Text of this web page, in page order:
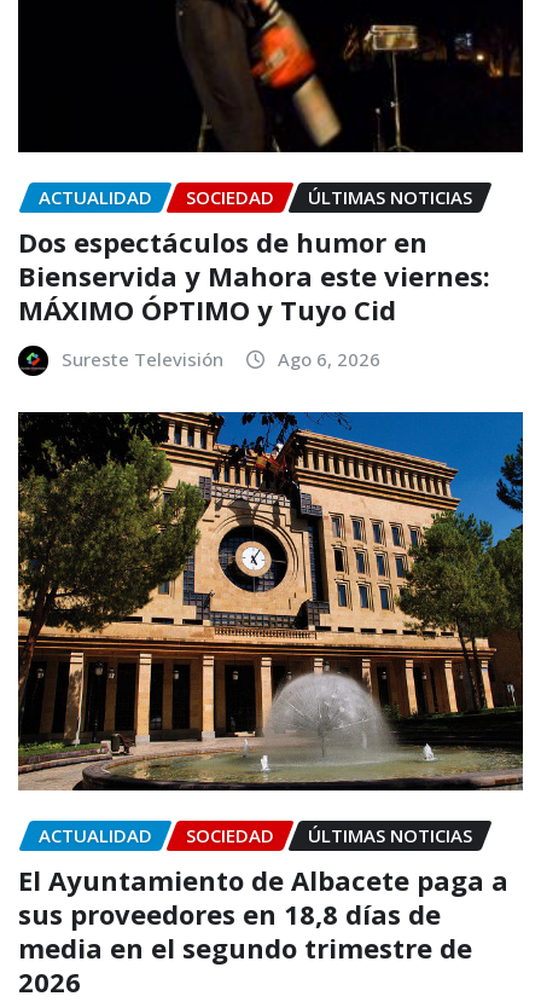
ACTUALIDAD SOCIEDAD ÚLTIMAS NOTICIAS
Dos espectáculos de humor en
Bienservida y Mahora este viernes:
MÁXIMO ÓPTIMO y Tuyo Cid
Sureste Televisión Ago 6, 2026
ACTUALIDAD SOCIEDAD ÚLTIMAS NOTICIAS
El Ayuntamiento de Albacete paga a
sus proveedores en 18,8 días de
media en el segundo trimestre de
2026